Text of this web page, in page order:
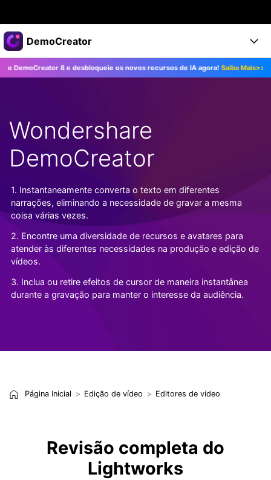
Produtos em destaque
Criatividade digital com IA generativa
Utilitários
Negócios
Sala de imprensa
Loja
Suporte
DemoCreator
Produtos
Recursos
Todos os recursos >
Recursos de IA
Dicas de IA
Todos os recursos de IA >
Soluções
DemoCreator para
Blog
Mais Soluções >
Central de Ajuda
Começe a Usar
Suporte
TESTE GRÁTIS COMPRE AGORA
Entrar
8 e desbloqueie os novos recursos de IA agora!Saiba Mais>>
Wondershare
DemoCreator
1. Instantaneamente converta o texto em diferentes
narrações, eliminando a necessidade de gravar a mesma
coisa várias vezes.
2. Encontre uma diversidade de recursos e avatares para
atender às diferentes necessidades na produção e edição de
vídeos.
3. Inclua ou retire efeitos de cursor de maneira instantânea
durante a gravação para manter o interesse da audiência.
Página Inicial Edição de vídeo Editores de vídeo
Revisão completa do
Lightworks